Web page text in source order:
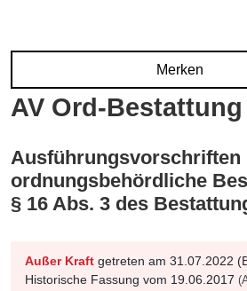
AV Ord-Bestattung
Merken
Ausführungsvorschriften
ordnungsbehördliche
§ 16 Abs. 3 des
Außer Kraft getreten am 31.07.2022
Historische Fassung vom 19.06.2017